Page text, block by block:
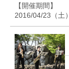
【開催期間】
2016/04/23（土